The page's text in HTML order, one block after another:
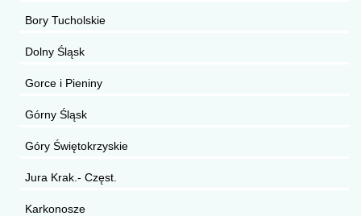
Bory Tucholskie
Dolny Śląsk
Gorce i Pieniny
Górny Śląsk
Góry Świętokrzyskie
Jura Krak.- Częst.
Karkonosze